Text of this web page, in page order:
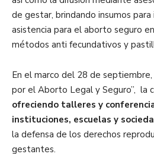
de gestar, brindando insumos
asistencia para el aborto seguro
métodos anti fecundativos y
En el marco del 28 de
por el Aborto Legal y Seguro”, la
ofreciendo talleres y
instituciones, escuelas y
la defensa de los derechos
gestantes.